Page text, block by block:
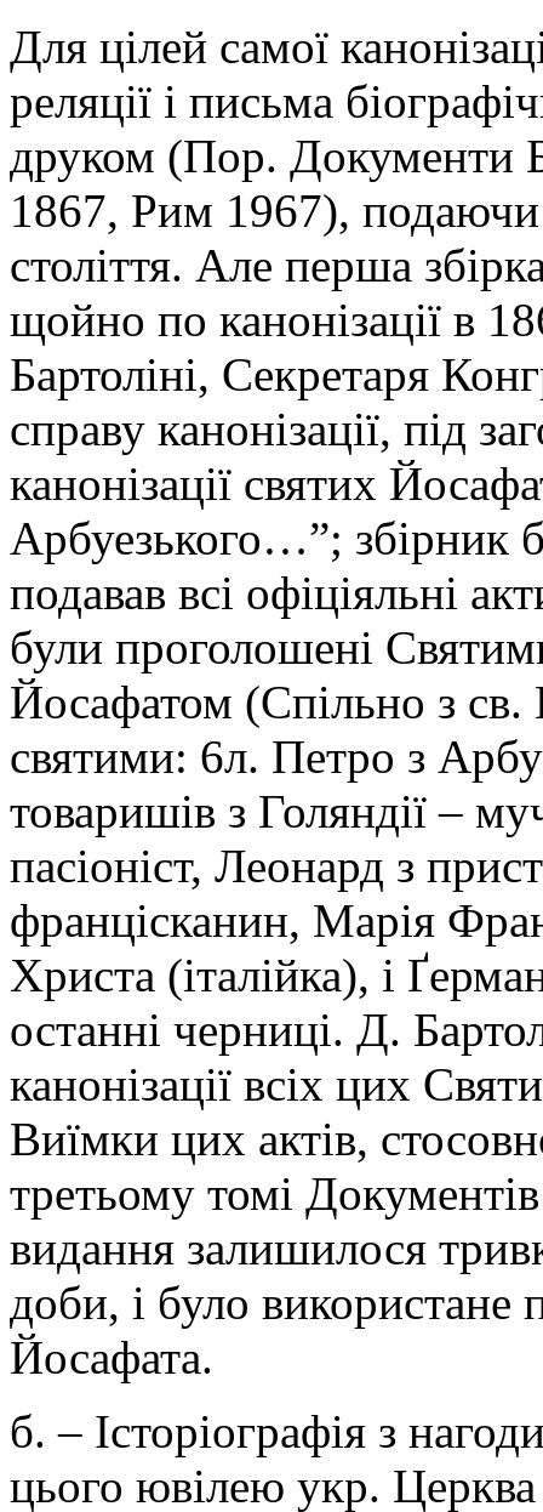
Для цілей самої
реляції і письма
друком (Пор. Документи
1867, Рим 1967),
століття. Але перша
щойно по канонізації в
Бартоліні, Секретаря
справу канонізації, під
канонізації святих
Арбуезького…”; збірник
подавав всі офіціяльні
були проголошені
Йосафатом (Спільно з
святими: 6л. Петро з
товаришів з Голяндії –
пасіоніст, Леонард з
францісканин, Марія
Христа (італійка), і
останні черниці. Д.
канонізації всіх цих
Виїмки цих актів,
третьому томі
видання залишилося
доби, і було
Йосафата.
б. – Історіографія з
цього ювілею укр. Церква